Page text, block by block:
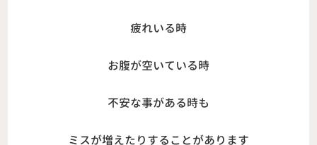
疲れいる時
お腹が空いている時
不安な事がある時も
ミスが増えたりすることがあります